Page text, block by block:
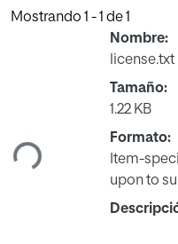
Mostrando 1 - 1 de 1
Cargando...
Nombre:
license.txt
Tamaño:
1.22 KB
Formato:
Item-
upon to